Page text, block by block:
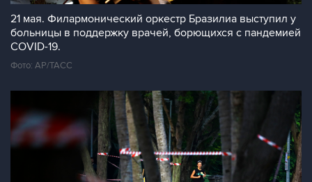
21 мая. Филармонический оркестр Бразилиа выступил у
больницы в поддержку врачей, борющихся с пандемией
COVID-19.
Фото: АР/ТАСС